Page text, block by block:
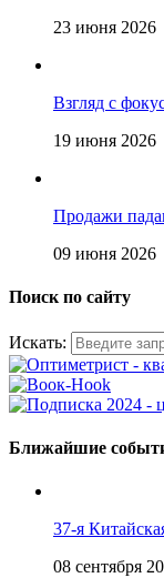
23 июня 2026
Взгляд с
19 июня 2026
Продажи
09 июня 2026
Поиск по сайту
Искать:
Ближайшие
37-я
08 сентября